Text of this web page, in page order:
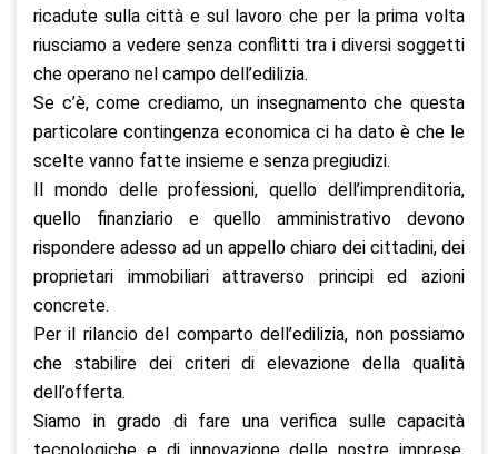
ricadute sulla città e sul lavoro che per la prima volta
riusciamo a vedere senza conflitti tra i diversi soggetti
che operano nel campo dell’edilizia.
Se c’è, come crediamo, un insegnamento che questa
particolare contingenza economica ci ha dato è che le
scelte vanno fatte insieme e senza pregiudizi.
Il mondo delle professioni, quello dell’imprenditoria,
quello finanziario e quello amministrativo devono
rispondere adesso ad un appello chiaro dei cittadini, dei
proprietari immobiliari attraverso principi ed azioni
concrete.
Per il rilancio del comparto dell’edilizia, non possiamo
che stabilire dei criteri di elevazione della qualità
dell’offerta.
Siamo in grado di fare una verifica sulle capacità